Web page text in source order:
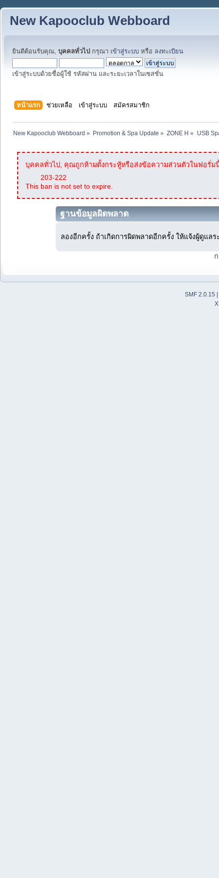
New Kapooclub Webboard
ยินดีต้อนรับคุณ, บุคคลทั่วไป กรุณา เข้าสู่ระบบ หรือ ลงทะเบียน
เข้าสู่ระบบด้วยชื่อผู้ใช้ รหัสผ่าน และระยะเวลาในเซสชั่น
หน้าแรก ช่วยเหลือ เข้าสู่ระบบ สมัครสมาชิก
New Kapooclub Webboard » Promotion & Spa Update » ZONE H » USB
บุคคลทั่วไป, คุณถูกห้ามตั้งกระทู้หรือส่งข้อความส่วนตัวในฟอรั่ม
203-222
This ban is not set to expire.
ฐานข้อมูลผิดพลาด
ลองอีกครั้ง ถ้าเกิดการผิดพลาดอีกครั้ง ให้แจ้งผู้ดูแลร
SMF 2.0.15